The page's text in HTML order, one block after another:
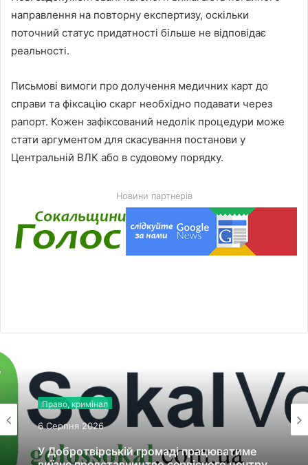
направлення на повторну експертизу, оскільки
поточний статус придатності більше не відповідає
реальності.
Письмові вимоги про долучення медичних карт до
справи та фіксацію скарг необхідно подавати через
рапорт. Кожен зафіксований недолік процедури може
стати аргументом для скасування постанови у
Центральній ВЛК або в судовому порядку.
Новини партнерів
Право, кримінал
6 Серпня 2026
виїзне представництво сервісного центру